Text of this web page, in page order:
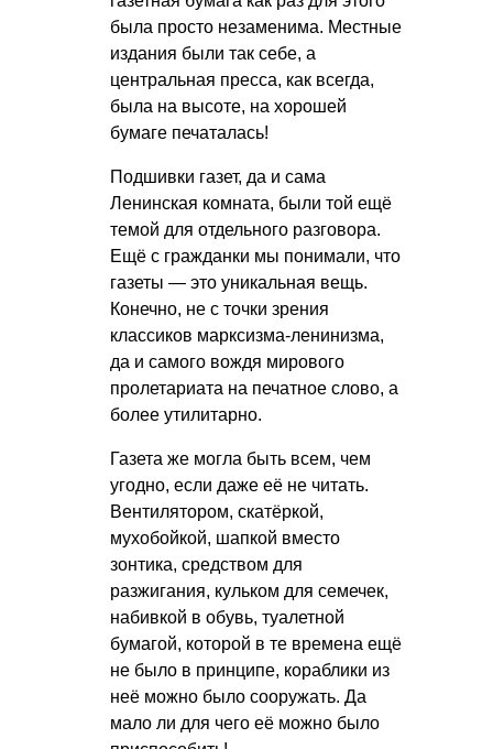
была просто незаменима. Местные
издания были так себе, а
центральная пресса, как всегда,
была на высоте, на хорошей
бумаге печаталась!
Подшивки газет, да и сама
Ленинская комната, были той ещё
темой для отдельного разговора.
Ещё с гражданки мы понимали, что
газеты — это уникальная вещь.
Конечно, не с точки зрения
классиков марксизма-ленинизма,
да и самого вождя мирового
пролетариата на печатное слово, а
более утилитарно.
Газета же могла быть всем, чем
угодно, если даже её не читать.
Вентилятором, скатёркой,
мухобойкой, шапкой вместо
зонтика, средством для
разжигания, кульком для семечек,
набивкой в обувь, туалетной
бумагой, которой в те времена ещё
не было в принципе, кораблики из
неё можно было сооружать. Да
мало ли для чего её можно было